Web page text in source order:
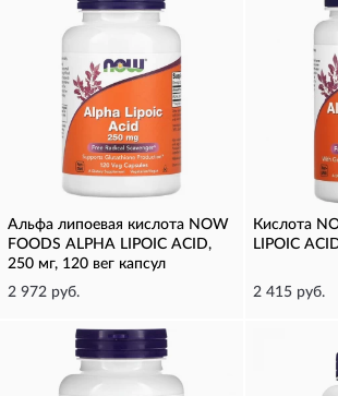
Альфа липоевая кислота NOW
FOODS ALPHA LIPOIC ACID,
250 мг, 120 вег капсул
2 972 руб.
Кислота
LIPOIC
2 415 руб.